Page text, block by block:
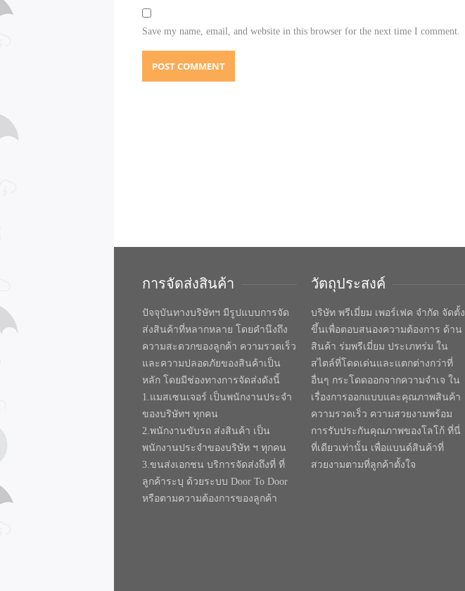
Save my name, email, and website in this browser for the next time I comment.
การจัดส่งสินค้า
ปัจจุบันทางบริษัทฯ มีรูปแบบการจัด
ส่งสินค้าที่หลากหลาย โดยคำนึงถึง
ความสะดวกของลูกค้า ความรวดเร็ว
และความปลอดภัยของสินค้าเป็น
หลัก โดยมีช่องทางการจัดส่งดังนี้
1.แมสเซนเจอร์ เป็นพนักงานประจำ
ของบริษัทฯ ทุกคน
2.พนักงานขับรถ ส่งสินค้า เป็น
พนักงานประจำของบริษัท ฯ ทุกคน
3.ขนส่งเอกชน บริการจัดส่งถึงที่ ที่
ลูกค้าระบุ ด้วยระบบ Door To Door
หรือตามความต้องการของลูกค้า
วัตถุประสงค์
บริษัท พรีเมี่ยม เพอร์เฟค จำกัด จัดตั้ง
ขึ้นเพื่อตอบสนองความต้องการ ด้าน
สินค้า ร่มพรีเมี่ยม ประเภทร่ม ใน
สไตล์ที่โดดเด่นและแตกต่างกว่าที่
อื่นๆ กระโดดออกจากความจำเจ ใน
เรื่องการออกแบบและคุณภาพสินค้า
ความรวดเร็ว ความสวยงามพร้อม
การรับประกันคุณภาพของโลโก้ ที่นี่
ที่เดียวเท่านั้น เพื่อแบนด์สินค้าที่
สวยงามตามที่ลูกค้าตั้งใจ